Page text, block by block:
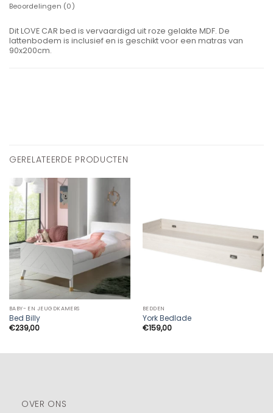
Beoordelingen (0)
Dit LOVE CAR bed is vervaardigd uit roze gelakte MDF. De
lattenbodem is inclusief en is geschikt voor een matras van
90x200cm.
GERELATEERDE PRODUCTEN
BABY- EN JEUGDKAMERS
Bed Billy
€239,00
BEDDEN
York Bedlade
€159,00
OVER ONS